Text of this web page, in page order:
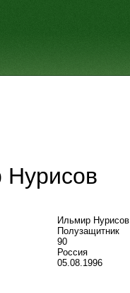
Ильмир Нурисов
Полузащитник
90
Россия
05.08.1996